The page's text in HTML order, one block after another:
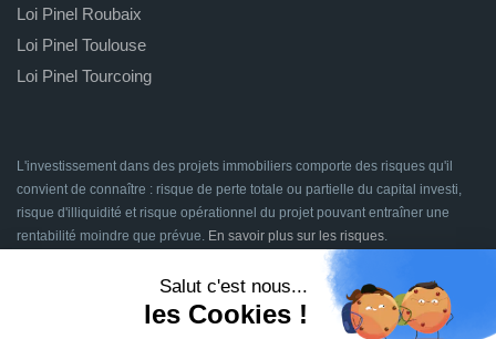
Loi Pinel Roubaix
Loi Pinel Toulouse
Loi Pinel Tourcoing
L'investissement dans des projets immobiliers comporte des risques qu'il
convient de connaître : risque de perte totale ou partielle du capital investi,
risque d'illiquidité et risque opérationnel du projet pouvant entraîner une
rentabilité moindre que prévue. En savoir plus sur les risques.
Signatures en ligne assurées par